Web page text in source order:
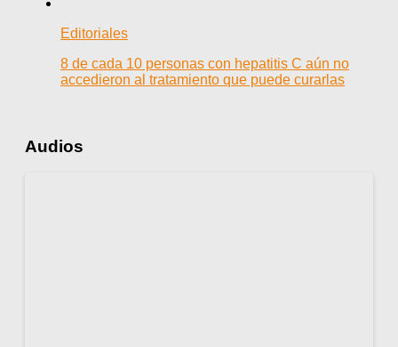
Editoriales
8 de cada 10 personas con hepatitis C aún no
accedieron al tratamiento que puede curarlas
Audios